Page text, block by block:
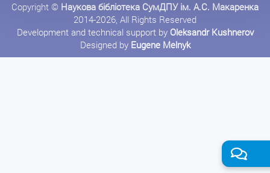
Copyright © Наукова бібліотека СумДПУ ім. А.С. Макаренка
2014-2026, All Rights Reserved
Development and technical support by Oleksandr Kushnerov
Designed by Eugene Melnyk